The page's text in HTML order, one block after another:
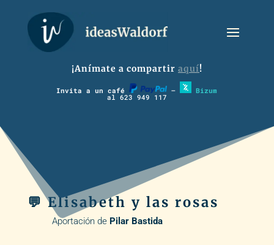
¡Anímate a compartir aquí!
Invita a un café – Bizum
al 623 949 117
💬 Elisabeth y las rosas
Aportación de Pilar Bastida